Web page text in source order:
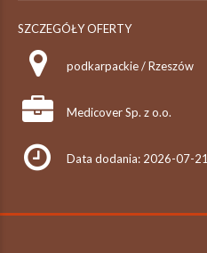
SZCZEGÓŁY OFERTY
podkarpackie / Rzeszów
Medicover Sp. z o.o.
Data dodania: 2026-07-21